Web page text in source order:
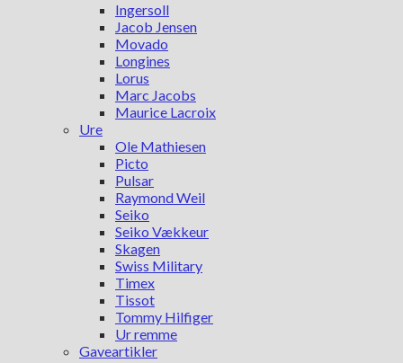
Ingersoll
Jacob Jensen
Movado
Longines
Lorus
Marc Jacobs
Maurice Lacroix
Ure
Ole Mathiesen
Picto
Pulsar
Raymond Weil
Seiko
Seiko Vækkeur
Skagen
Swiss Military
Timex
Tissot
Tommy Hilfiger
Ur remme
Gaveartikler